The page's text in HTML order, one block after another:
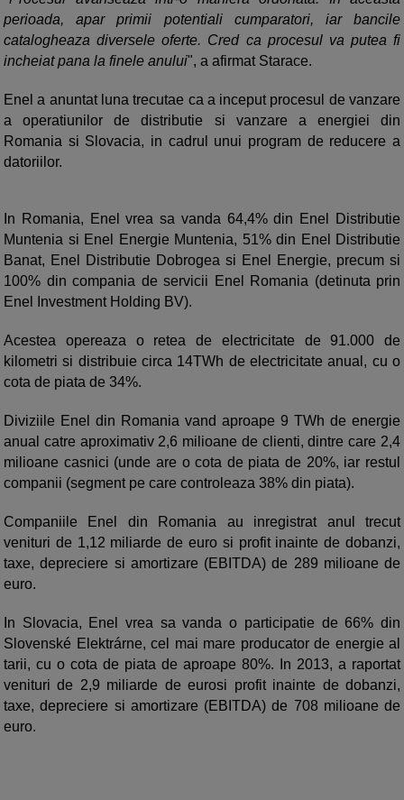
perioada, apar primii potentiali cumparatori, iar bancile
catalogheaza diversele oferte. Cred ca procesul va putea fi
incheiat pana la finele anului", a afirmat Starace.
Enel a anuntat luna trecutae ca a inceput procesul de vanzare
a operatiunilor de distributie si vanzare a energiei din
Romania si Slovacia, in cadrul unui program de reducere a
datoriilor.
In Romania, Enel vrea sa vanda 64,4% din Enel Distributie
Muntenia si Enel Energie Muntenia, 51% din Enel Distributie
Banat, Enel Distributie Dobrogea si Enel Energie, precum si
100% din compania de servicii Enel Romania (detinuta prin
Enel Investment Holding BV).
Acestea opereaza o retea de electricitate de 91.000 de
kilometri si distribuie circa 14TWh de electricitate anual, cu o
cota de piata de 34%.
Diviziile Enel din Romania vand aproape 9 TWh de energie
anual catre aproximativ 2,6 milioane de clienti, dintre care 2,4
milioane casnici (unde are o cota de piata de 20%, iar restul
companii (segment pe care controleaza 38% din piata).
Companiile Enel din Romania au inregistrat anul trecut
venituri de 1,12 miliarde de euro si profit inainte de dobanzi,
taxe, depreciere si amortizare (EBITDA) de 289 milioane de
euro.
In Slovacia, Enel vrea sa vanda o participatie de 66% din
Slovenské Elektrárne, cel mai mare producator de energie al
tarii, cu o cota de piata de aproape 80%. In 2013, a raportat
venituri de 2,9 miliarde de eurosi profit inainte de dobanzi,
taxe, depreciere si amortizare (EBITDA) de 708 milioane de
euro.